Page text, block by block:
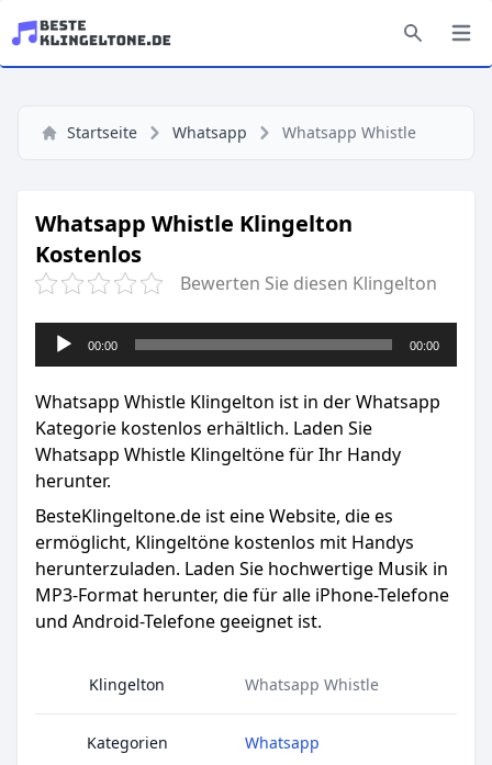
Startseite Whatsapp Whatsapp Whistle
Whatsapp Whistle Klingelton
Kostenlos
Bewerten Sie diesen Klingelton
Audio-
Player
00:00 00:00
Whatsapp Whistle Klingelton ist in der Whatsapp
Kategorie kostenlos erhältlich. Laden Sie
Whatsapp Whistle Klingeltöne für Ihr Handy
herunter.
BesteKlingeltone.de ist eine Website, die es
ermöglicht, Klingeltöne kostenlos mit Handys
herunterzuladen. Laden Sie hochwertige Musik in
MP3-Format herunter, die für alle iPhone-Telefone
und Android-Telefone geeignet ist.
Klingelton Whatsapp Whistle
Kategorien Whatsapp